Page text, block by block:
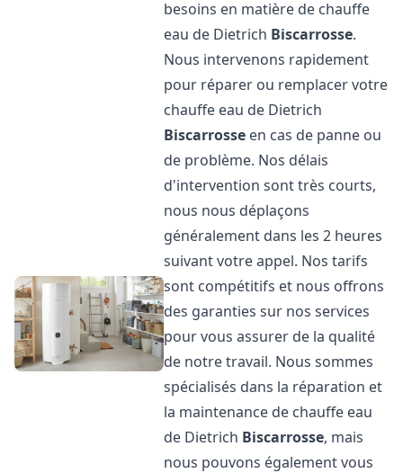
besoins en matière de chauffe
eau de Dietrich Biscarrosse.
Nous intervenons rapidement
pour réparer ou remplacer votre
chauffe eau de Dietrich
Biscarrosse en cas de panne ou
de problème. Nos délais
d'intervention sont très courts,
nous nous déplaçons
généralement dans les 2 heures
suivant votre appel. Nos tarifs
sont compétitifs et nous offrons
des garanties sur nos services
pour vous assurer de la qualité
de notre travail. Nous sommes
spécialisés dans la réparation et
la maintenance de chauffe eau
de Dietrich Biscarrosse, mais
nous pouvons également vous